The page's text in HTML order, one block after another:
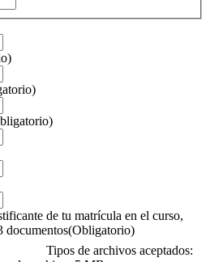
barra
DD
barra
AAAA
barra
DD
de tu matrícula en el curso,
documentos(Obligatorio)
Tipos de archivos aceptados: